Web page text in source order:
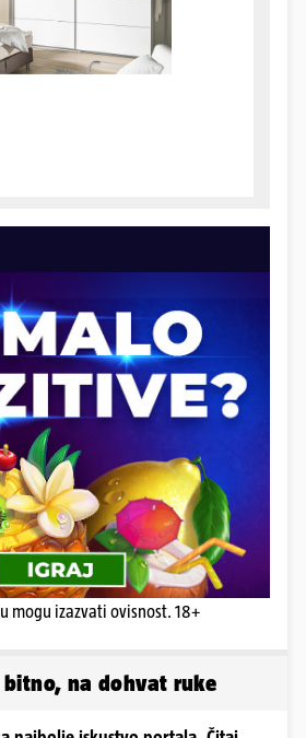
mogu izazvati ovisnost. 18+
bitno, na dohvat ruke